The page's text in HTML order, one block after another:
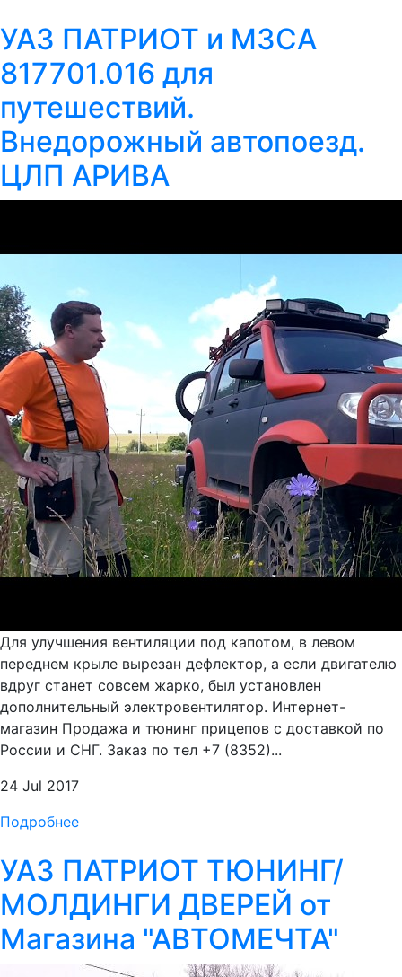
УАЗ ПАТРИОТ и МЗСА
817701.016 для
путешествий.
Внедорожный автопоезд.
ЦЛП АРИВА
Для улучшения вентиляции под капотом, в левом
переднем крыле вырезан дефлектор, а если двигателю
вдруг станет совсем жарко, был установлен
дополнительный электровентилятор. Интернет-
магазин Продажа и тюнинг прицепов с доставкой по
России и СНГ. Заказ по тел +7 (8352)...
24 Jul 2017
Подробнее
УАЗ ПАТРИОТ ТЮНИНГ/
МОЛДИНГИ ДВЕРЕЙ от
Магазина "АВТОМЕЧТА"